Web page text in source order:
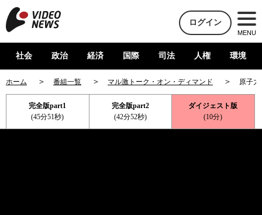
ログイン
MENU
社会 政治 経済 国際 司法 人権 環境
ホーム 番組一覧 マル激トーク・オン・ディマンド 原子
完全版part1
(45分51秒)
完全版part2
(42分52秒)
ダイジェスト版
(10分)